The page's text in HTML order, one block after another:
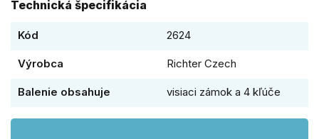
Technická špecifikácia
Kód 2624
Výrobca Richter Czech
Balenie obsahuje visiaci zámok a 4 kľúče